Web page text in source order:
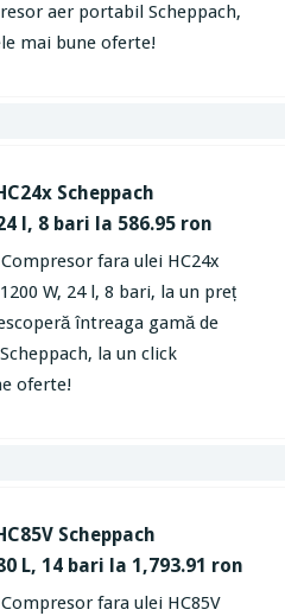
aer portabil Scheppach,
mai bune oferte!
Scheppach
l, 8 bari la 586.95 ron
fara ulei HC24x
W, 24 l, 8 bari, la un preț
întreaga gamă de
la un click
oferte!
Scheppach
L, 14 bari la 1,793.91 ron
fara ulei HC85V